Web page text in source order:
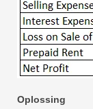
Oplossing